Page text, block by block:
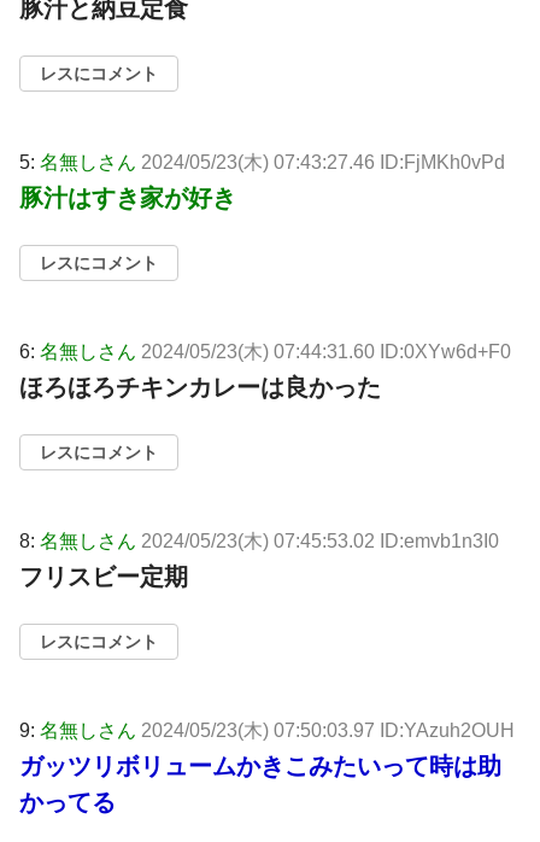
豚汁と納豆定食
レスにコメント
5: 名無しさん 2024/05/23(木) 07:43:27.46 ID:FjMKh0vPd
豚汁はすき家が好き
レスにコメント
6: 名無しさん 2024/05/23(木) 07:44:31.60 ID:0XYw6d+F0
ほろほろチキンカレーは良かった
レスにコメント
8: 名無しさん 2024/05/23(木) 07:45:53.02 ID:emvb1n3I0
フリスビー定期
レスにコメント
9: 名無しさん 2024/05/23(木) 07:50:03.97 ID:YAzuh2OUH
ガッツリボリュームかきこみたいって時は助
かってる